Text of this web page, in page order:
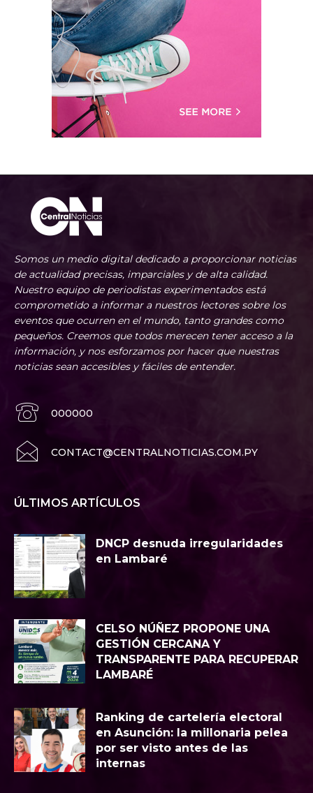
Somos un medio digital dedicado a proporcionar noticias
de actualidad precisas, imparciales y de alta calidad.
Nuestro equipo de periodistas experimentados está
comprometido a informar a nuestros lectores sobre los
eventos que ocurren en el mundo, tanto grandes como
pequeños. Creemos que todos merecen tener acceso a la
información, y nos esforzamos por hacer que nuestras
noticias sean accesibles y fáciles de entender.
000000
CONTACT@CENTRALNOTICIAS.COM.PY
ÚLTIMOS ARTÍCULOS
DNCP desnuda irregularidades
en Lambaré
CELSO NÚÑEZ PROPONE UNA
GESTIÓN CERCANA Y
TRANSPARENTE PARA RECUPERAR
LAMBARÉ
Ranking de cartelería electoral
en Asunción: la millonaria pelea
por ser visto antes de las
internas